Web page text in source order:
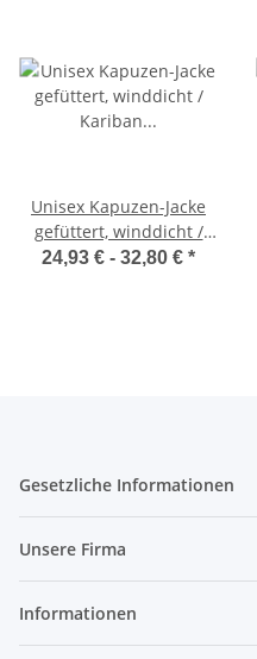
Unisex Kapuzen-Jacke
gefüttert, winddicht /
Kariban K6153
24,93 € - 32,80 € *
Gesetzliche Informationen
Unsere Firma
Informationen